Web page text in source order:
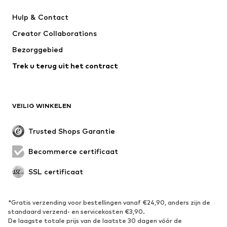
WE Fashion
Hulp & Contact
Creator Collaborations
Bezorggebied
Trek u terug uit het contract
VEILIG WINKELEN
Trusted Shops Garantie
Becommerce certificaat
SSL certificaat
*Gratis verzending voor bestellingen vanaf €24,90, anders zijn de
standaard verzend- en servicekosten €3,90.
De laagste totale prijs van de laatste 30 dagen vóór de